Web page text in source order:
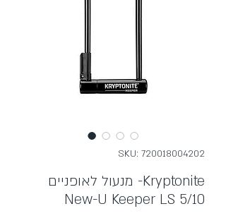
SKU: 720018004202
מנעול לאופניים -Kryptonite
New-U Keeper LS 5/10